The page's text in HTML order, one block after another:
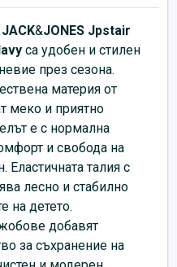
JACK&JONES Jpstair
са удобен и стилен
през сезона.
материя от
меко и приятно
е с нормална
и свобода на
талия с
лесно и стабилно
на детето.
добавят
за съхранение на